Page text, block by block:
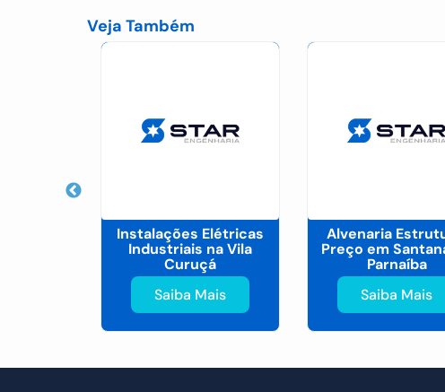
Veja Também
Instalações Elétricas
Industriais na Vila
Curuçá
Saiba Mais
Alvenaria
Preço em
Parnaíba
Saiba Mais